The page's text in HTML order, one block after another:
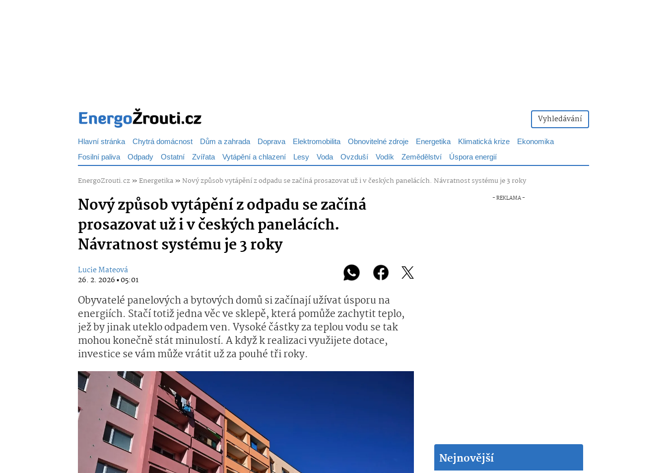
Vyhledávání
Hlavní stránka Chytrá domácnost Dům a zahrada Doprava Elektromobilita Obnovitelné zdroje Energetika Klimatická krize
Ekonomika
Fosilní paliva Odpady Ostatní Zvířata Vytápění a chlazení Lesy Voda Ovzduší Vodík Zemědělství Úspora energií
EnergoZrouti.cz»Energetika»Nový způsob vytápění z odpadu se začíná prosazovat už i v českých panelácích. Návratnost systému je 3 roky
Nový způsob vytápění z odpadu se začíná
prosazovat už i v českých panelácích.
Návratnost systému je 3 roky
Lucie Mateová
26. 2. 2026 ▪ 05:01
Obyvatelé panelových a bytových domů si začínají užívat úsporu na
energiích. Stačí totiž jedna věc ve sklepě, která pomůže zachytit teplo,
jež by jinak uteklo odpadem ven. Vysoké částky za teplou vodu se tak
mohou konečně stát minulostí. A když k realizaci využijete dotace,
investice se vám může vrátit už za pouhé tři roky.
Nejnovější